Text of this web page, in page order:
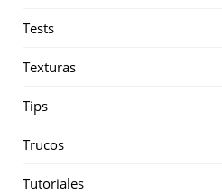
Tests
Texturas
Tips
Trucos
Tutoriales